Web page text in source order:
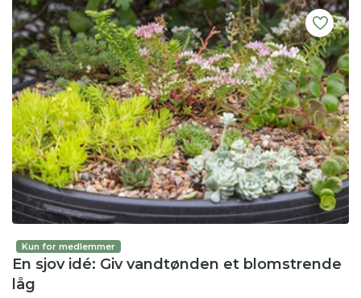
Kun for medlemmer
En sjov idé: Giv vandtønden et blomstrende
låg